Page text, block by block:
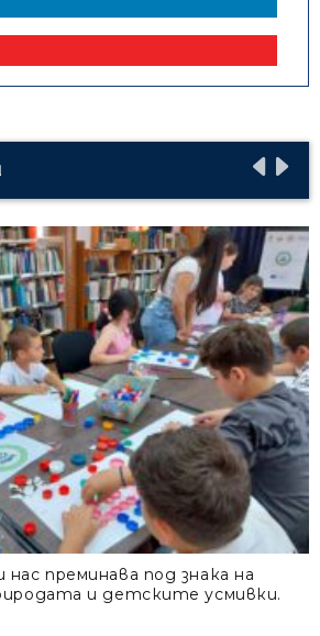
преминава под знака на
и детските усмивки.